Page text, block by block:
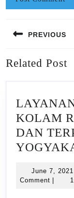
navigation
PREVIOUS
post:
Related Post
KOLAM
DAN
June 7, 2021
Comment